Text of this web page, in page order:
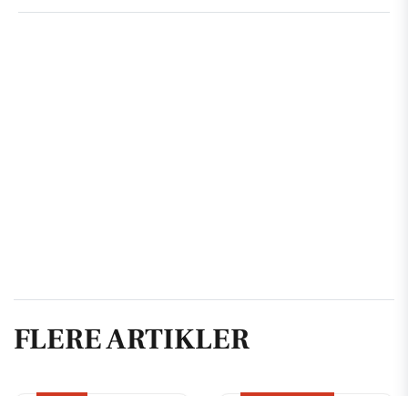
FLERE ARTIKLER